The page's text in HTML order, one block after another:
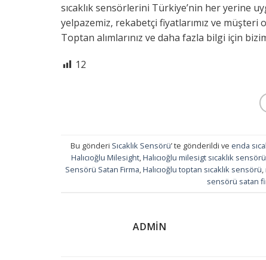
sıcaklık sensörlerini Türkiye’nin her yerine
yelpazemiz, rekabetçi fiyatlarımız ve müşteri
Toptan alımlarınız ve daha fazla bilgi için
12
Bu gönderi Sıcaklık Sensörü’ te gönderildi ve enda
Halıcıoğlu Milesight,Halıcıoğlu milesigt sıcaklık sensörü
Sensörü Satan Firma,Halıcıoğlu toptan sıcaklık sensörü,
sensörü satan
ADMIN